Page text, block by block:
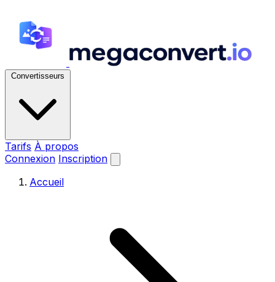
Convertisseurs
Tarifs À propos
Connexion Inscription
Accueil